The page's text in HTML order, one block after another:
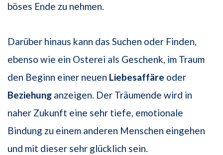
böses Ende zu nehmen.
Darüber hinaus kann das Suchen oder Finden,
ebenso wie ein Osterei als Geschenk, im Traum
den Beginn einer neuen Liebesaffäre oder
Beziehung anzeigen. Der Träumende wird in
naher Zukunft eine sehr tiefe, emotionale
Bindung zu einem anderen Menschen eingehen
und mit dieser sehr glücklich sein.